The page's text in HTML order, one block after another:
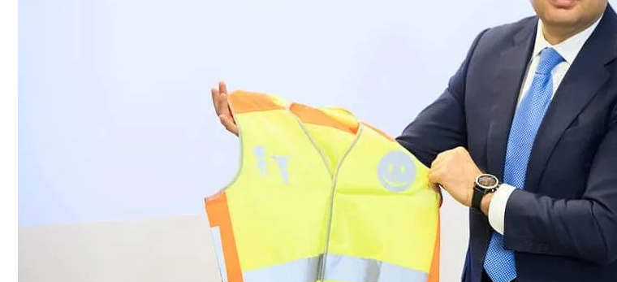
Растущая Концентрация Власти В Руках Си Цзиньпина: Мир Не Обмануть
Извержение Вулкана На Юге Исландии: Чрезвычайное Положение И Эвакуация
В Украине Вновь Ожидаются Проливные Дожди